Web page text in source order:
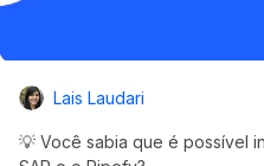
Lais Laudari
💡 Você sabia que é possível